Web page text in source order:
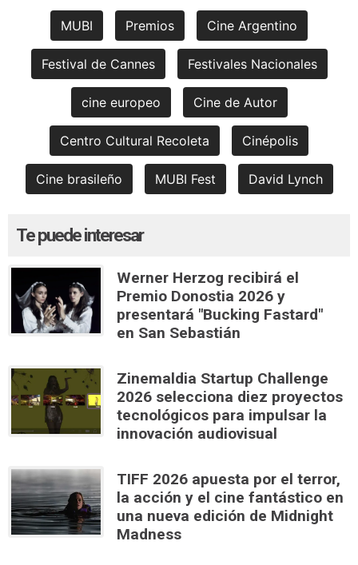
MUBI Premios Cine Argentino
Festival de Cannes Festivales Nacionales
cine europeo Cine de Autor
Centro Cultural Recoleta Cinépolis
Cine brasileño MUBI Fest David Lynch
Te puede interesar
Werner Herzog recibirá el
Premio Donostia 2026 y
presentará "Bucking Fastard"
en San Sebastián
Zinemaldia Startup Challenge
2026 selecciona diez proyectos
tecnológicos para impulsar la
innovación audiovisual
TIFF 2026 apuesta por el terror,
la acción y el cine fantástico en
una nueva edición de Midnight
Madness